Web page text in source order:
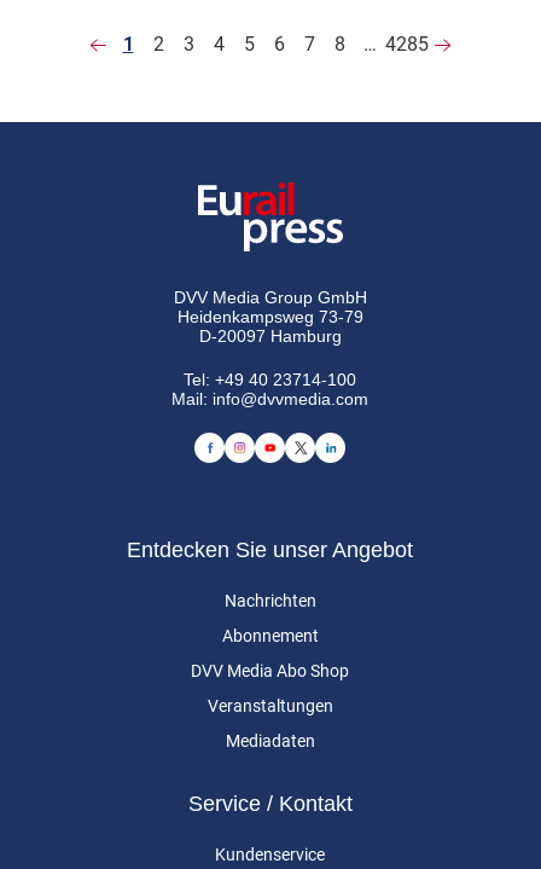
1 2 3 4 5 6 7 8 … 4285
DVV Media Group GmbH
Heidenkampsweg 73-79
D-20097 Hamburg
Tel:+49 40 23714-100
Mail: info@dvvmedia.com
Entdecken Sie unser Angebot
Nachrichten
Abonnement
DVV Media Abo Shop
Veranstaltungen
Mediadaten
Service / Kontakt
Kundenservice